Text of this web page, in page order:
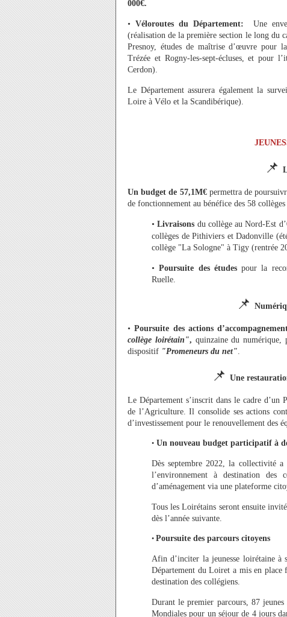
000€.
• Véloroutes du Département:Une
(réalisation de la première section le long du
Presnoy, études de maîtrise d’œuvre pour
Trézée et Rogny-les-sept-écluses, et pour
Cerdon).
Le Département assurera également la
Loire à Vélo et la Scandibérique).
📌
Un budget de 57,1M€permettra de
de fonctionnement au bénéfice des 58
•Livraisons du collège au Nord-Est
collèges de Pithiviers et Dadonville
collège "La Sologne" à Tigy (rentrée
•Poursuite des études pour la
Ruelle.
📌
•Poursuite des actions
collège loirétain", quinzaine du numérique,
dispositif "Promeneurs du net".
📌 Une
Le Département s’inscrit dans le cadre
de l’Agriculture. Il consolide ses actions
d’investissement pour le renouvellement des
• Un nouveau budget participatif à
Dès septembre 2022, la collectivité
l’environnement à destination des
d’aménagement via une plateforme
Tous les Loirétains seront ensuite
dès l’année suivante.
• Poursuite des parcours citoyens
Afin d’inciter la jeunesse loirétaine à
Département du Loiret a mis en
destination des collégiens.
Durant le premier parcours, 87 jeunes
Mondiales pour un séjour de 4 jours